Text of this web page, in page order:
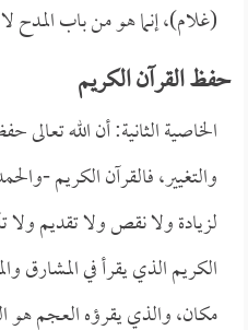
(غلام)، إنما هو من باب المدح
حفظ القرآن الكريم
الخاصية الثانية: أن الله تعالى
والتغيير، فالقرآن الكريم -
لزيادة ولا نقص ولا تقديم ولا
الكريم الذي يقرأ في المشارق
مكان، والذي يقرؤه العجم